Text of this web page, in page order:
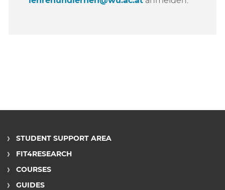
STUDENT SUPPORT AREA
FIT4RESEARCH
COURSES
GUIDES